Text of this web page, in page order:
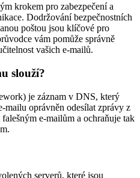
krokem pro zabezpečení a
Dodržování bezpečnostních
poštou jsou klíčové pro
vám pomůže správně
vašich e-mailů.
slouží?
je záznam v DNS, který
mailu oprávněn odesílat zprávy z
e-mailům a ochraňuje tak
serverů, které jsou